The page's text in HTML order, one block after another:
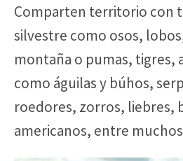
Comparten territorio con
silvestre como osos,
montaña o pumas, tigres,
como águilas y búhos,
roedores, zorros, liebres,
americanos, entre